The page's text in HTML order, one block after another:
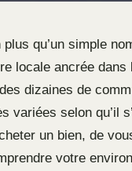
qu’un simple
locale ancrée
dizaines de
selon qu’il
un bien, de
votre